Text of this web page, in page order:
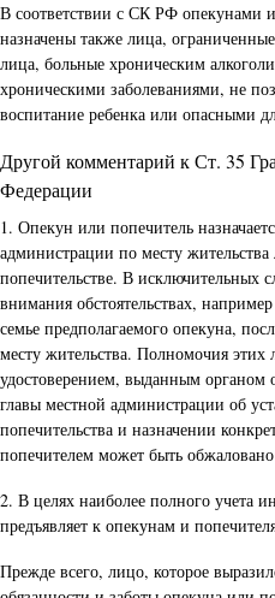
В соответствии с СК РФ опекунами
назначены также лица,
лица, больные хроническим
хроническими заболеваниями, не
воспитание ребенка или опасными
Другой комментарий к Ст. 35
Федерации
1. Опекун или попечитель
администрации по месту
попечительстве. В исключительных
внимания обстоятельствах,
семье предполагаемого опекуна,
месту жительства. Полномочия этих
удостоверением, выданным органом
главы местной администрации об
попечительства и назначении
попечителем может быть
2. В целях наиболее полного учета
предъявляет к опекунам и
Прежде всего, лицо, которое